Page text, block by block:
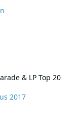
& LP Top 20
2017